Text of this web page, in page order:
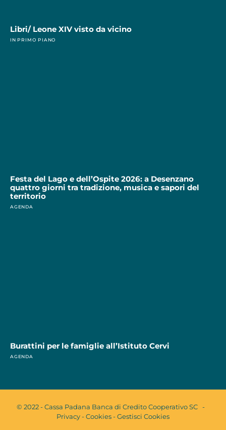
Libri/ Leone XIV visto da vicino
IN PRIMO PIANO
Festa del Lago e dell’Ospite 2026: a Desenzano
quattro giorni tra tradizione, musica e sapori del
territorio
AGENDA
Burattini per le famiglie all’Istituto Cervi
AGENDA
© 2022 - Cassa Padana Banca di Credito Cooperativo SC -
Privacy-Cookies-Gestisci Cookies